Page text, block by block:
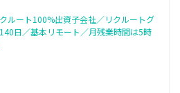
ルート100%出資子会社／リクルートグ
日／基本リモート／月残業時間は5時